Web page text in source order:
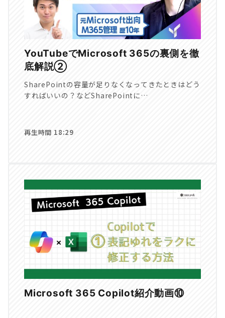
YouTubeでMicrosoft 365の裏側を徹
底解説②
SharePointの容量が足りなくなってきたときはどう
すればいいの？などSharePointに…
再生時間 18:29
Microsoft 365 Copilot紹介動画⑩